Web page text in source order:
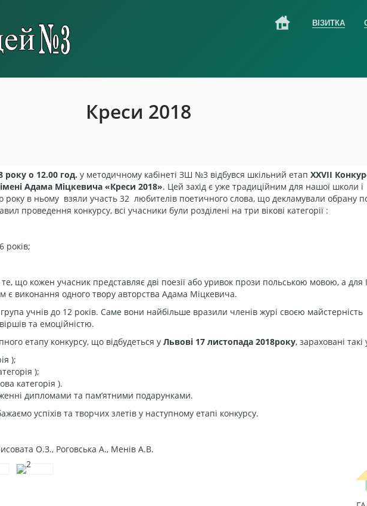
ВІЗИТКА
Креси 2018
року о 12.00 год. у методичному кабінеті ЗШ №3 відбувся шкільний етап XXVII
Адама Міцкевича «Креси 2018». Цей захід є уже традиційним для нашої школи і
в ньому взяли участь 32 любителів поетичного слова, що декламували обрану
проведення конкурсу, всі учасники були розділені на три вікові категорії :
років;
що кожен учасник представляє дві поезії або уривок прози польською мовою, а для
є виконання одного твору авторства Адама Міцкевича.
учнів до 12 років. Саме вони найбільше вразили членів журі своєю майстерність
та емоційністю.
етапу конкурсу, що відбудеться у Львові 17 листопада 2018року, зараховані такі
);
);
категорія ).
дипломами та пам’ятними подарунками.
успіхів та творчих злетів у наступному етапі конкурсу.
О.З., Роговська А., Менів А.В.